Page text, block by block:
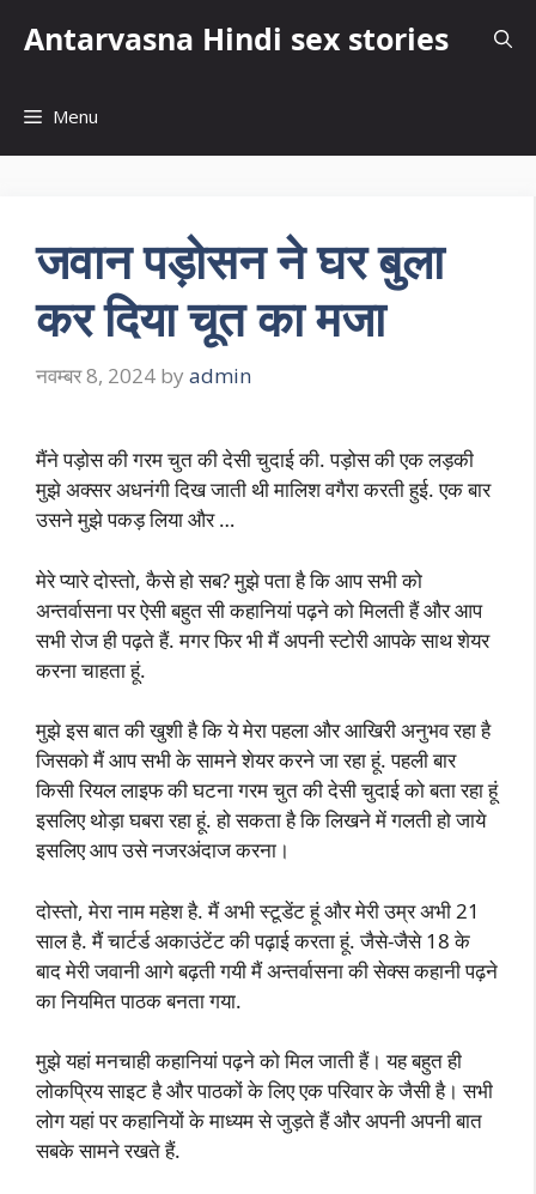
Antarvasna Hindi sex stories
Menu
जवान पड़ोसन ने घर बुला
कर दिया चूत का मजा
नवम्बर 8, 2024 by admin
मैंने पड़ोस की गरम चुत की देसी चुदाई की. पड़ोस की एक लड़की
मुझे अक्सर अधनंगी दिख जाती थी मालिश वगैरा करती हुई. एक बार
उसने मुझे पकड़ लिया और …
मेरे प्यारे दोस्तो, कैसे हो सब? मुझे पता है कि आप सभी को
अन्तर्वासना पर ऐसी बहुत सी कहानियां पढ़ने को मिलती हैं और आप
सभी रोज ही पढ़ते हैं. मगर फिर भी मैं अपनी स्टोरी आपके साथ शेयर
करना चाहता हूं.
मुझे इस बात की खुशी है कि ये मेरा पहला और आखिरी अनुभव रहा है
जिसको मैं आप सभी के सामने शेयर करने जा रहा हूं. पहली बार
किसी रियल लाइफ की घटना गरम चुत की देसी चुदाई को बता रहा हूं
इसलिए थोड़ा घबरा रहा हूं. हो सकता है कि लिखने में गलती हो जाये
इसलिए आप उसे नजरअंदाज करना।
दोस्तो, मेरा नाम महेश है. मैं अभी स्टूडेंट हूं और मेरी उम्र अभी 21
साल है. मैं चार्टर्ड अकाउंटेंट की पढ़ाई करता हूं. जैसे-जैसे 18 के
बाद मेरी जवानी आगे बढ़ती गयी मैं अन्तर्वासना की सेक्स कहानी पढ़ने
का नियमित पाठक बनता गया.
मुझे यहां मनचाही कहानियां पढ़ने को मिल जाती हैं। यह बहुत ही
लोकप्रिय साइट है और पाठकों के लिए एक परिवार के जैसी है। सभी
लोग यहां पर कहानियों के माध्यम से जुड़ते हैं और अपनी अपनी बात
सबके सामने रखते हैं.